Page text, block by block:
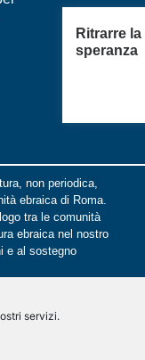
servizi.
Ritrarre la
speranza
non periodica,
ebraica di Roma.
tra le comunità
ebraica nel nostro
e al sostegno
attribuire ai singoli